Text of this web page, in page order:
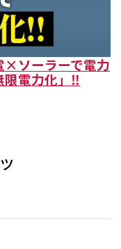
×ソーラーで電力
限電力化」‼